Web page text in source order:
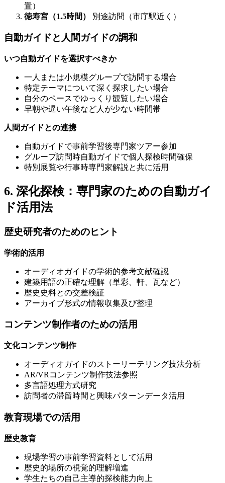
置）
徳寿宮（1.5時間）
別途訪問（市庁駅近く）
自動ガイドと人間ガイドの調和
いつ自動ガイドを選択すべきか
一人または小規模グループで訪問する場合
特定テーマについて深く探求したい場合
自分のペースでゆっくり観覧したい場合
早朝や遅い午後など人が少ない時間帯
人間ガイドとの連携
自動ガイドで事前学習後専門家ツアー参加
グループ訪問時自動ガイドで個人探検時間確保
特別展覧や行事時専門家解説と共に活用
6. 深化探検：専門家のための自動ガイ
ド活用法
歴史研究者のためのヒント
学術的活用
オーディオガイドの学術的参考文献確認
建築用語の正確な理解（単彩、軒、瓦など）
歴史史料との交差検証
アーカイブ形式の情報収集及び整理
コンテンツ制作者のための活用
文化コンテンツ制作
オーディオガイドのストーリーテリング技法分析
AR/VRコンテンツ制作技法参照
多言語処理方式研究
訪問者の滞留時間と興味パターンデータ活用
教育現場での活用
歴史教育
現場学習の事前学習資料として活用
歴史的場所の視覚的理解増進
学生たちの自己主導的探検能力向上